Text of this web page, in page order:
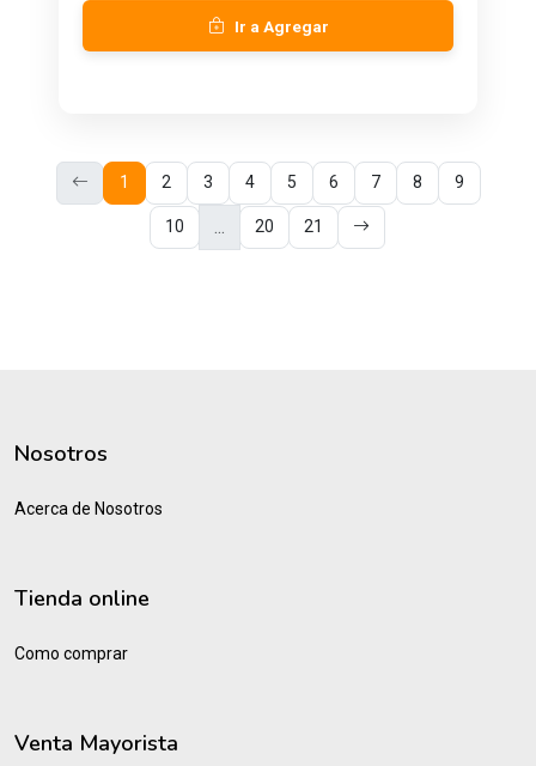
Ir a Agregar
1 2 3 4 5 6 7 8 9
10 20 21
Nosotros
Acerca de Nosotros
Tienda online
Como comprar
Venta Mayorista